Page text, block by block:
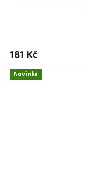
181 Kč
Novinka